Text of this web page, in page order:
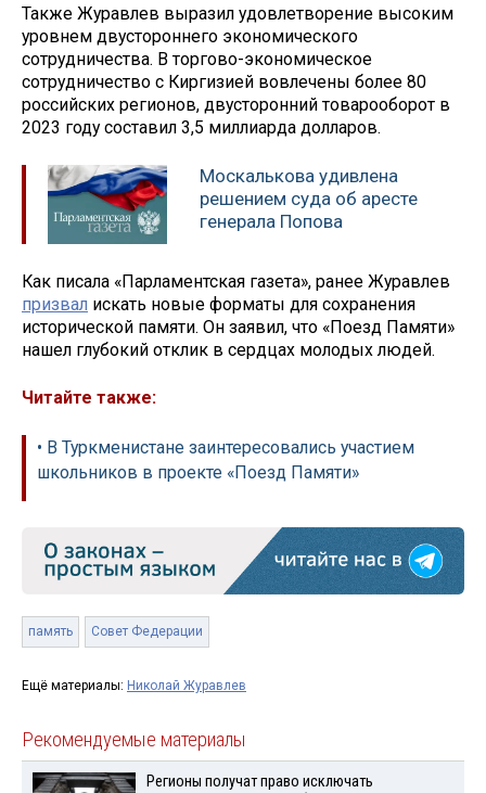
Также Журавлев выразил удовлетворение высоким
уровнем двустороннего экономического
сотрудничества. В торгово-экономическое
сотрудничество с Киргизией вовлечены более 80
российских регионов, двусторонний товарооборот в
2023 году составил 3,5 миллиарда долларов.
Москалькова удивлена
решением суда об аресте
генерала Попова
Как писала «Парламентская газета», ранее Журавлев
призвал искать новые форматы для сохранения
исторической памяти. Он заявил, что «Поезд Памяти»
нашел глубокий отклик в сердцах молодых людей.
Читайте также:
• В Туркменистане заинтересовались участием
школьников в проекте «Поезд Памяти»
память Совет Федерации
Ещё материалы: Николай Журавлев
Рекомендуемые материалы
Регионы получат право исключать